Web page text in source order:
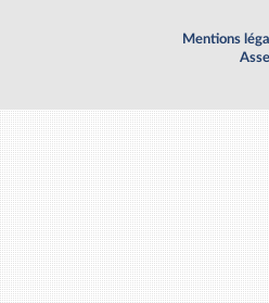
Mentions